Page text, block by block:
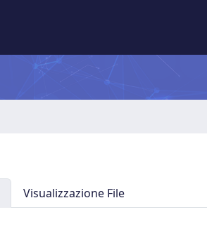
Visualizzazione File